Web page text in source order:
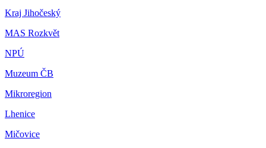
Kraj Jihočeský
MAS Rozkvět
NPÚ
Muzeum ČB
Mikroregion
Lhenice
Mičovice